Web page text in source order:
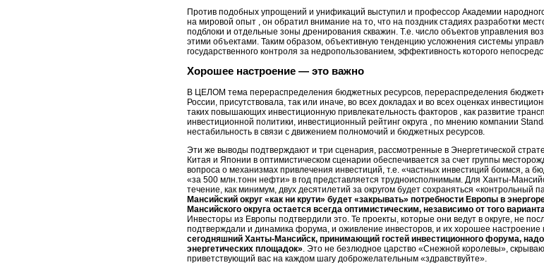
Против подобных упрощений и унификаций выступил и профессор Академии
на мировой опыт , он обратил внимание на то, что на поздник стадиях разработки
подблоки и отдельные зоны дренирования скважин. Т.е. число объектов управления
этими объектами. Таким образом, объективную тенденцию усложнения системы
государственного контроля за недропользованием, эффективность которого
Хорошее настроение — это важно
В ЦЕЛОМ тема перераспределения бюджетных ресурсов, перераспределения
России, присутствовала, так или иначе, во всех докладах и во всех оценках
таких повышающих инвестиционную привлекательность факторов , как развитие
инвестиционной политики, инвестиционный рейтинг округа , по мнению компании
нестабильность в связи с движением полномочий и бюджетных ресурсов.
Эти же выводы подтверждают и три сценария, рассмотренные в Энергетической
Китая и Японии в оптимистическом сценарии обеспечивается за счет группы
вопроса о механизмах привлечения инвестиций, т.е. «частных инвестиций боимся, а
«за 500 млн.тонн нефти» в год представляется трудноисполнимым. Для Ханты-
течение, как минимум, двух десятилетий за округом будет сохраняться «контрольный
Мансийский округ «как ни крути» будет «закрывать» потребности Европы в
Мансийского округа остается всегда оптимистическим, независимо от того
Инвесторы из Европы подтвердили это. Те проекты, которые они ведут в округе, не
подтверждали и динамика форума, и оживление инвесторов, и их хорошее настроение
сегодняшний Ханты-Мансийск, принимающий гостей инвестиционного форума,
энергетических площадок». Это не безлюдное царство «Снежной королевы»,
приветствующий вас на каждом шагу доброжелательным «здравствуйте».